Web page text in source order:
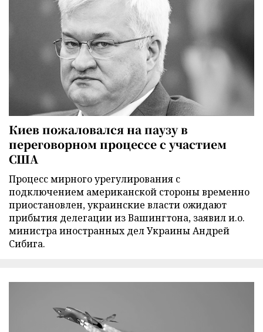
Киев пожаловался на паузу в
переговорном процессе с участием
США
Процесс мирного урегулирования с
подключением американской стороны временно
приостановлен, украинские власти ожидают
прибытия делегации из Вашингтона, заявил и.о.
министра иностранных дел Украины Андрей
Сибига.